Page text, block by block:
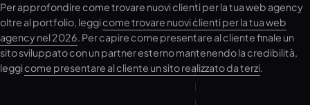
Per approfondire come trovare nuovi clienti per la tua web agency
oltre al portfolio, leggicome trovare nuovi clienti per la tua web
agency nel 2026. Per capire come presentare al cliente finale un
sito sviluppato con un partner esterno mantenendo la credibilità,
leggicome presentare al cliente un sito realizzato da terzi.